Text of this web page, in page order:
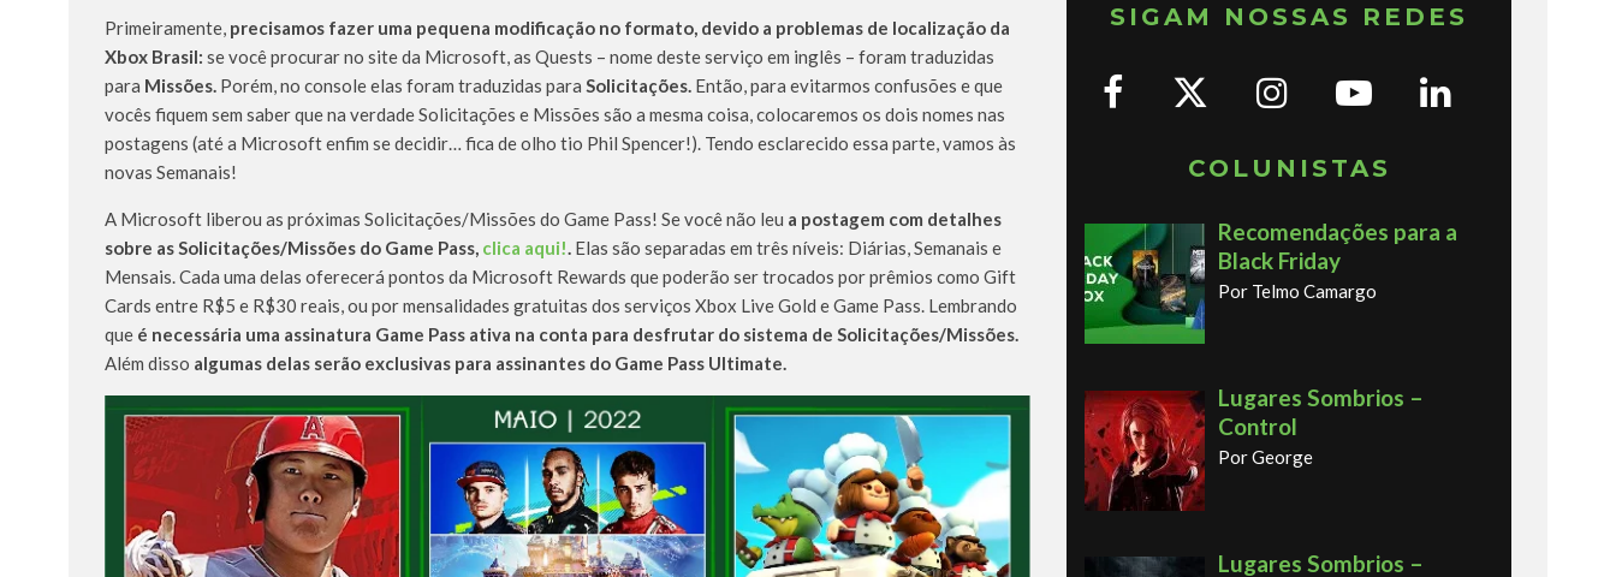
Primeiramente, precisamos fazer uma pequena modificação no formato, devido a problemas de localização da
Xbox Brasil: se você procurar no site da Microsoft, as Quests – nome deste serviço em inglês – foram traduzidas
para Missões. Porém, no console elas foram traduzidas para Solicitações. Então, para evitarmos confusões e que
vocês fiquem sem saber que na verdade Solicitações e Missões são a mesma coisa, colocaremos os dois nomes nas
postagens (até a Microsoft enfim se decidir… fica de olho tio Phil Spencer!). Tendo esclarecido essa parte, vamos às
novas Semanais!
A Microsoft liberou as próximas Solicitações/Missões do Game Pass! Se você não leu a postagem com detalhes
sobre as Solicitações/Missões do Game Pass, clica aqui!. Elas são separadas em três níveis: Diárias, Semanais e
Mensais. Cada uma delas oferecerá pontos da Microsoft Rewards que poderão ser trocados por prêmios como Gift
Cards entre R$5 e R$30 reais, ou por mensalidades gratuitas dos serviços Xbox Live Gold e Game Pass. Lembrando
que é necessária uma assinatura Game Pass ativa na conta para desfrutar do sistema de Solicitações/Missões.
Além disso algumas delas serão exclusivas para assinantes do Game Pass Ultimate.
SIGAM NOSSAS REDES
COLUNISTAS
Recomendações para a
Black Friday
Por Telmo Camargo
Lugares Sombrios –
Control
Por George
Lugares Sombrios –